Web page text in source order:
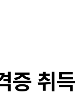
취